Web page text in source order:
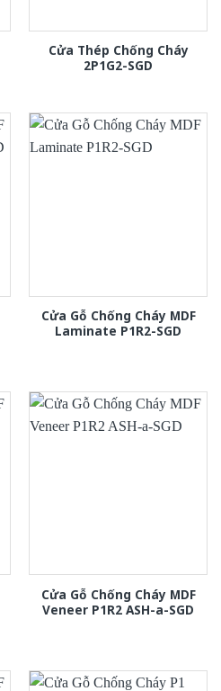
Cửa Thép Chống Cháy
2P1G2-SGD
Cửa Gỗ Chống Cháy MDF
Laminate P1R2-SGD
Cửa Gỗ Chống Cháy MDF
Veneer P1R2 ASH-a-SGD